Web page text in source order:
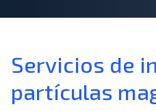
Global
Servicios de
partículas